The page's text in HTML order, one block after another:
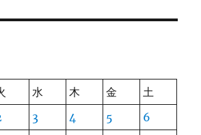
水 木 金
土
3 4 5
6